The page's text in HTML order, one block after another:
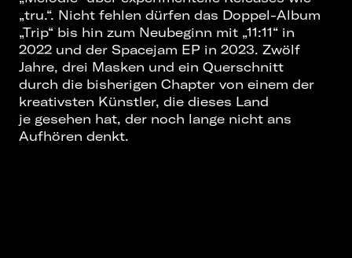
„tru.“. Nicht fehlen dürfen das Doppel-Album
„Trip“ bis hin zum Neubeginn mit „11:11“ in
2022 und der Spacejam EP in 2023. Zwölf
Jahre, drei Masken und ein Querschnitt
durch die bisherigen Chapter von einem der
kreativsten Künstler, die dieses Land
je gesehen hat, der noch lange nicht ans
Aufhören denkt.